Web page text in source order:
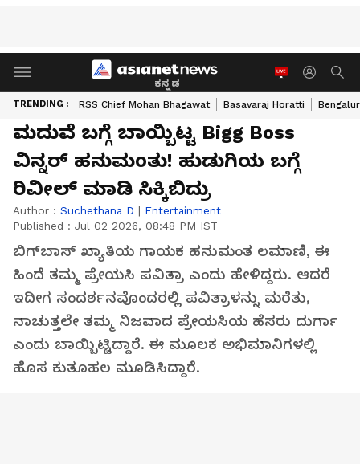
ಕನ್ನಡ
TRENDING : RSS Chief Mohan Bhagawat Basavaraj Horatti
ಮದುವೆ ಬಗ್ಗೆ ಬಾಯ್ಬಿಟ್ಟ Bigg Boss
ವಿನ್ನರ್‌ ಹನುಮಂತು! ಹುಡುಗಿಯ ಬಗ್ಗೆ
ರಿವೀಲ್‌ ಮಾಡಿ ಸಿಕ್ಕಿಬಿದ್ರು
Author : Suchethana D | Entertainment
Published : Jul 02 2026, 08:48 PM IST
ಬಿಗ್‌ಬಾಸ್‌ ಖ್ಯಾತಿಯ ಗಾಯಕ ಹನುಮಂತ ಲಮಾಣಿ, ಈ
ಹಿಂದೆ ತಮ್ಮ ಪ್ರೇಯಸಿ ಪವಿತ್ರಾ ಎಂದು ಹೇಳಿದ್ದರು. ಆದರೆ
ಇದೀಗ ಸಂದರ್ಶನವೊಂದರಲ್ಲಿ ಪವಿತ್ರಾಳನ್ನು ಮರೆತು,
ನಾಚುತ್ತಲೇ ತಮ್ಮ ನಿಜವಾದ ಪ್ರೇಯಸಿಯ ಹೆಸರು ದುರ್ಗಾ
ಎಂದು ಬಾಯ್ಬಿಟ್ಟಿದ್ದಾರೆ. ಈ ಮೂಲಕ ಅಭಿಮಾನಿಗಳಲ್ಲಿ
ಹೊಸ ಕುತೂಹಲ ಮೂಡಿಸಿದ್ದಾರೆ.